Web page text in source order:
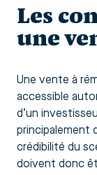
Les
une
Une vente à
accessible
d’un
principalement
crédibilité du
doivent donc